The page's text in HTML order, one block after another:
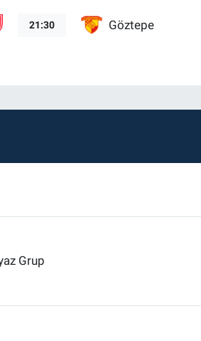
21:30 Göztepe
Grup